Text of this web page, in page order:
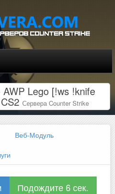
Lego [!ws !knife
Сервера Counter Strike
Веб-Модуль
Подождите 6 сек.